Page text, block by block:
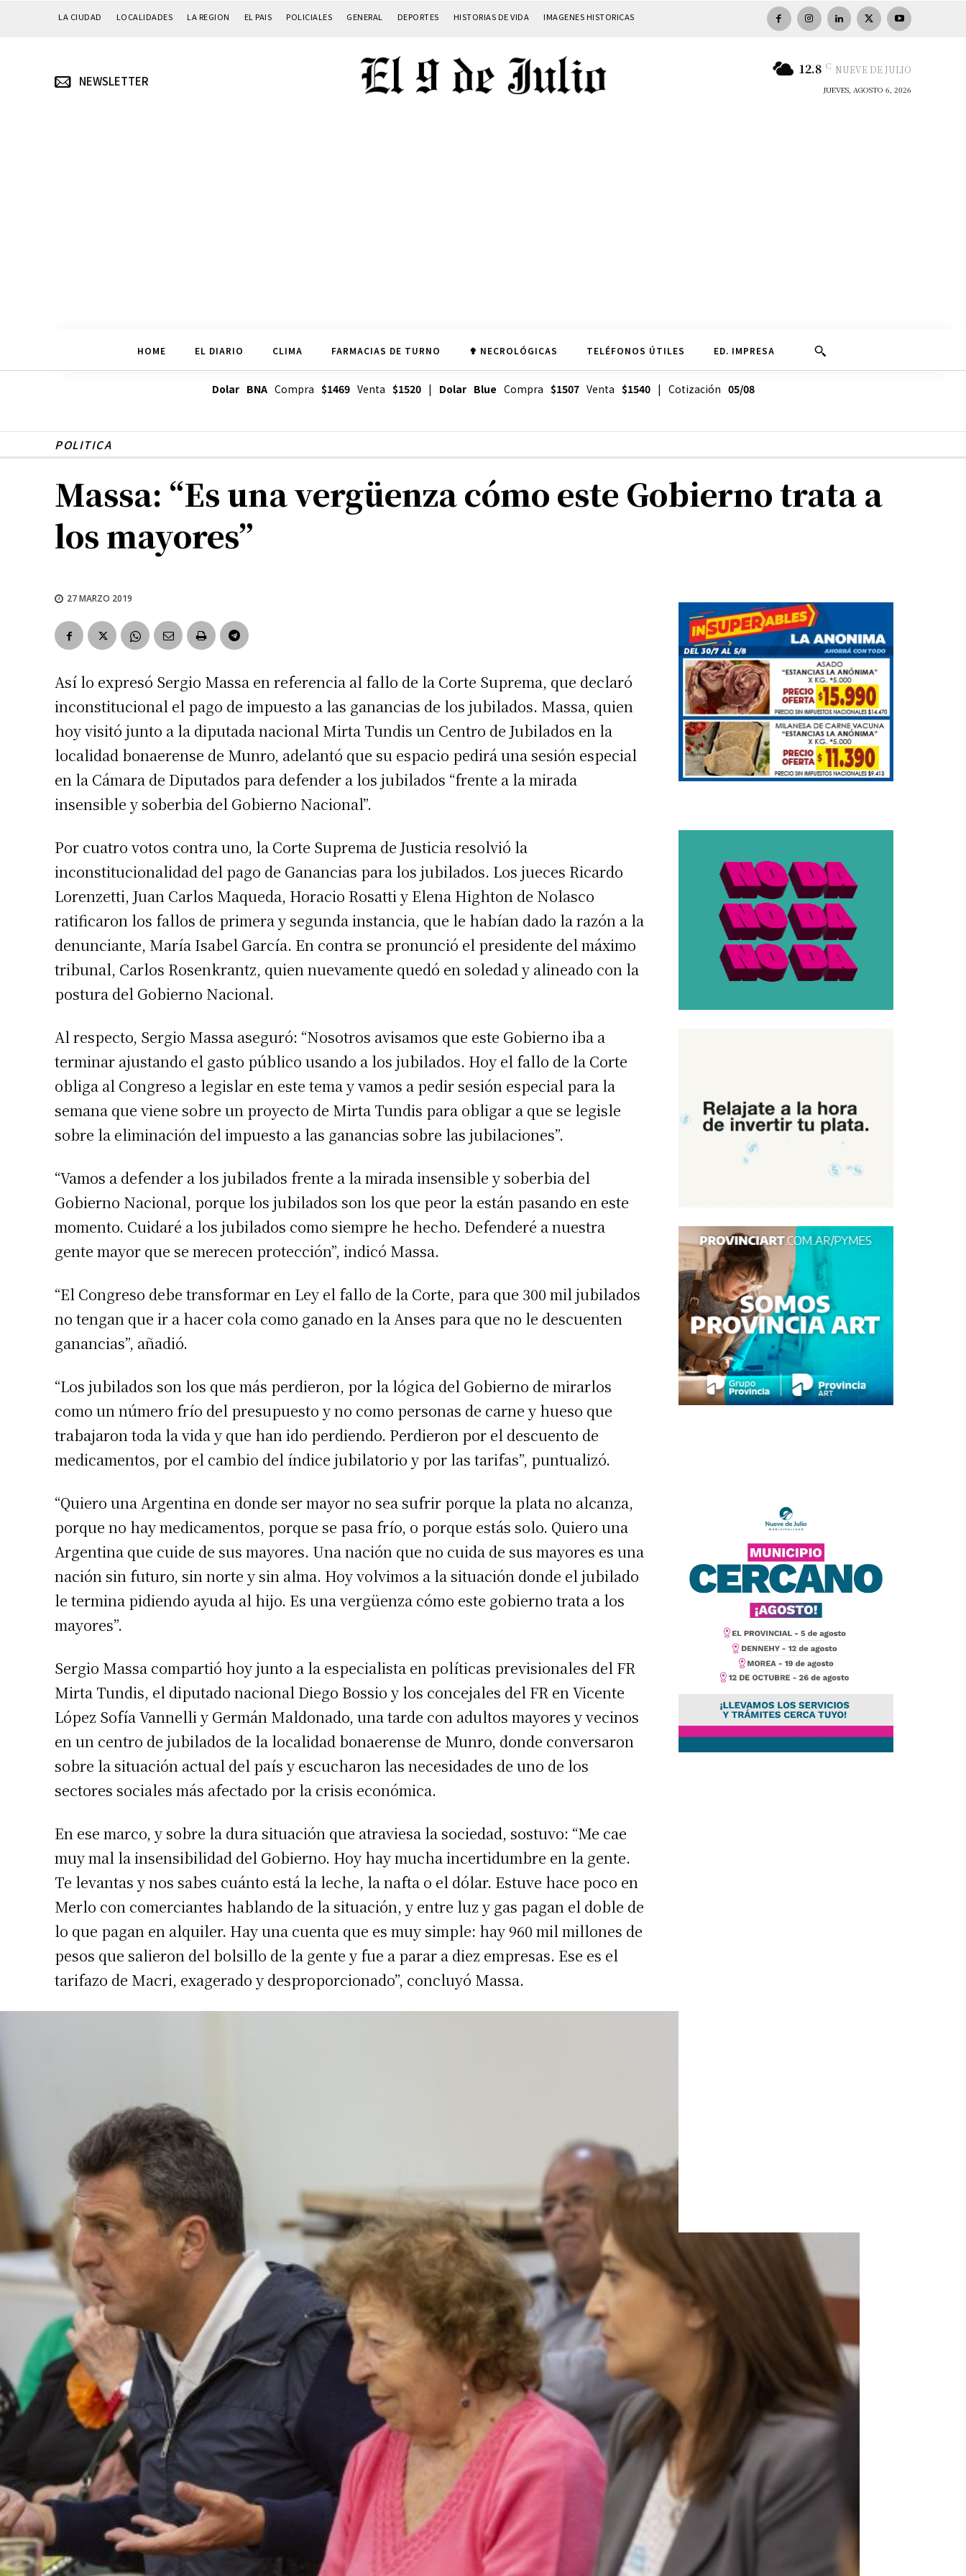
Dirección de correo electrónico*
Nombre
Número de teléfono
LA CIUDAD LOCALIDADES LA REGION EL PAIS POLICIALES GENERAL DEPORTES HISTORIAS DE VIDA IMAGENES HISTORICAS
NEWSLETTER
12.8 C NUEVE DE JULIO
JUEVES, AGOSTO 6, 2026
HOME EL DIARIO CLIMA FARMACIAS DE TURNO ✟ NECROLÓGICAS TELÉFONOS ÚTILES ED. IMPRESA
Dolar BNACompra $1469Venta $1520| Dolar Blue Compra $1507Venta $1540| Cotización 05/08
POLITICA
Massa: “Es una vergüenza cómo este Gobierno trata a
los mayores”
27 MARZO 2019
Así lo expresó Sergio Massa en referencia al fallo de la Corte Suprema, que declaró
inconstitucional el pago de impuesto a las ganancias de los jubilados. Massa, quien
hoy visitó junto a la diputada nacional Mirta Tundis un Centro de Jubilados en la
localidad bonaerense de Munro, adelantó que su espacio pedirá una sesión especial
en la Cámara de Diputados para defender a los jubilados “frente a la mirada
insensible y soberbia del Gobierno Nacional”.
Por cuatro votos contra uno, la Corte Suprema de Justicia resolvió la
inconstitucionalidad del pago de Ganancias para los jubilados. Los jueces Ricardo
Lorenzetti, Juan Carlos Maqueda, Horacio Rosatti y Elena Highton de Nolasco
ratificaron los fallos de primera y segunda instancia, que le habían dado la razón a la
denunciante, María Isabel García. En contra se pronunció el presidente del máximo
tribunal, Carlos Rosenkrantz, quien nuevamente quedó en soledad y alineado con la
postura del Gobierno Nacional.
Al respecto, Sergio Massa aseguró: “Nosotros avisamos que este Gobierno iba a
terminar ajustando el gasto público usando a los jubilados. Hoy el fallo de la Corte
obliga al Congreso a legislar en este tema y vamos a pedir sesión especial para la
semana que viene sobre un proyecto de Mirta Tundis para obligar a que se legisle
sobre la eliminación del impuesto a las ganancias sobre las jubilaciones”.
“Vamos a defender a los jubilados frente a la mirada insensible y soberbia del
Gobierno Nacional, porque los jubilados son los que peor la están pasando en este
momento. Cuidaré a los jubilados como siempre he hecho. Defenderé a nuestra
gente mayor que se merecen protección”, indicó Massa.
“El Congreso debe transformar en Ley el fallo de la Corte, para que 300 mil jubilados
no tengan que ir a hacer cola como ganado en la Anses para que no le descuenten
ganancias”, añadió.
“Los jubilados son los que más perdieron, por la lógica del Gobierno de mirarlos
como un número frío del presupuesto y no como personas de carne y hueso que
trabajaron toda la vida y que han ido perdiendo. Perdieron por el descuento de
medicamentos, por el cambio del índice jubilatorio y por las tarifas”, puntualizó.
“Quiero una Argentina en donde ser mayor no sea sufrir porque la plata no alcanza,
porque no hay medicamentos, porque se pasa frío, o porque estás solo. Quiero una
Argentina que cuide de sus mayores. Una nación que no cuida de sus mayores es una
nación sin futuro, sin norte y sin alma. Hoy volvimos a la situación donde el jubilado
le termina pidiendo ayuda al hijo. Es una vergüenza cómo este gobierno trata a los
mayores”.
Sergio Massa compartió hoy junto a la especialista en políticas previsionales del FR
Mirta Tundis, el diputado nacional Diego Bossio y los concejales del FR en Vicente
López Sofía Vannelli y Germán Maldonado, una tarde con adultos mayores y vecinos
en un centro de jubilados de la localidad bonaerense de Munro, donde conversaron
sobre la situación actual del país y escucharon las necesidades de uno de los
sectores sociales más afectado por la crisis económica.
En ese marco, y sobre la dura situación que atraviesa la sociedad, sostuvo: “Me cae
muy mal la insensibilidad del Gobierno. Hoy hay mucha incertidumbre en la gente.
Te levantas y nos sabes cuánto está la leche, la nafta o el dólar. Estuve hace poco en
Merlo con comerciantes hablando de la situación, y entre luz y gas pagan el doble de
lo que pagan en alquiler. Hay una cuenta que es muy simple: hay 960 mil millones de
pesos que salieron del bolsillo de la gente y fue a parar a diez empresas. Ese es el
tarifazo de Macri, exagerado y desproporcionado”, concluyó Massa.